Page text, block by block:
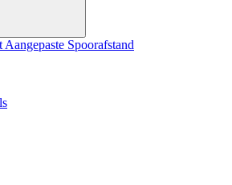
Aangepaste Spoorafstand